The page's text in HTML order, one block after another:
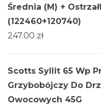
Średnia (M) +
(122460+120740)
247.00 zł
Scotts Syllit 65 Wp
Grzybobójczy Do
Owocowych 45G